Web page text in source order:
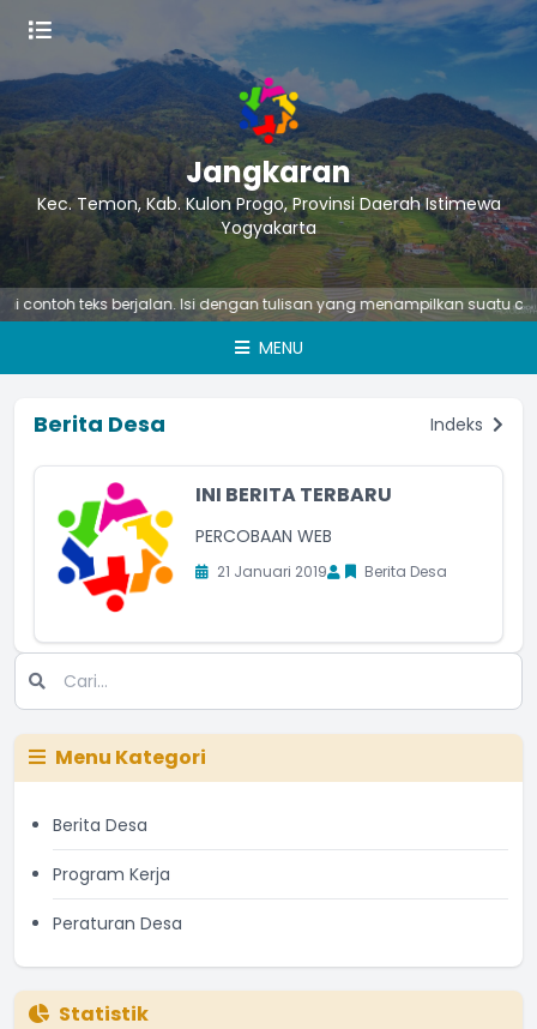
Jangkaran
Kec. Temon, Kab. Kulon Progo, Provinsi Daerah Istimewa
Yogyakarta
teks berjalan. Isi dengan tulisan yang menampilkan suatu ciri
MENU
Berita Desa Indeks
INI BERITA TERBARU
PERCOBAAN WEB
21 Januari 2019 Berita Desa
Menu Kategori
Berita Desa
Program Kerja
Peraturan Desa
Statistik